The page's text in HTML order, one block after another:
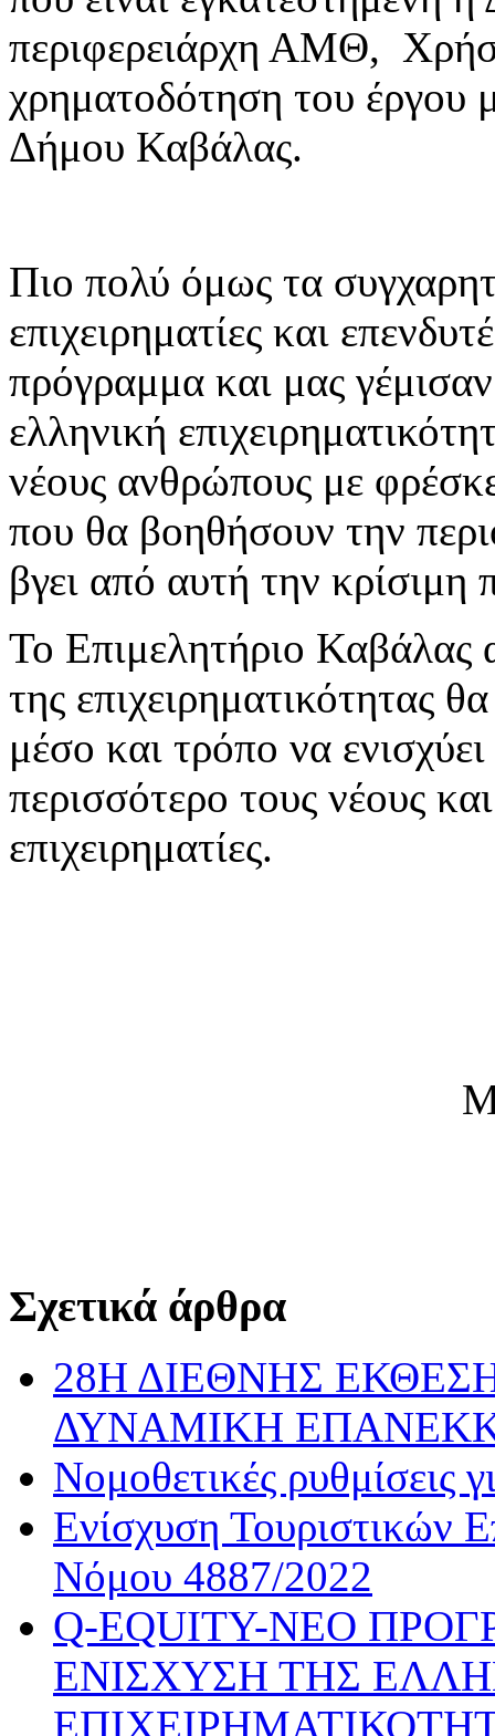
περιφερειάρχη ΑΜΘ,
χρηματοδότηση του
Δήμου Καβάλας.
Πιο πολύ όμως τα
επιχειρηματίες και
πρόγραμμα και μας
ελληνική
νέους ανθρώπους με
που θα βοηθήσουν την
βγει από αυτή την κρίσιμη
Το Επιμελητήριο Καβάλας
της επιχειρηματικότητας
μέσο και τρόπο να ενισχύει
περισσότερο τους νέους
επιχειρηματίες.
Μάρκος
Σχετικά άρθρα
28Η ΔΙΕΘΝΗΣ ΕΚΘΕΣΗ
ΔΥΝΑΜΙΚΗ
Νομοθετικές ρυθμίσεις
Ενίσχυση Τουριστικών
Νόμου 4887/2022
Q-EQUITY-ΝΕΟ
ΕΝΙΣΧΥΣΗ ΤΗΣ